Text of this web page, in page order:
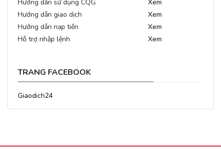
Hướng dẫn sử dụng CQG
Xem
Hướng dẫn giao dịch
Xem
Hướng dẫn nạp tiền
Xem
Hỗ trợ nhập lệnh
Xem
TRANG FACEBOOK
Giaodich24